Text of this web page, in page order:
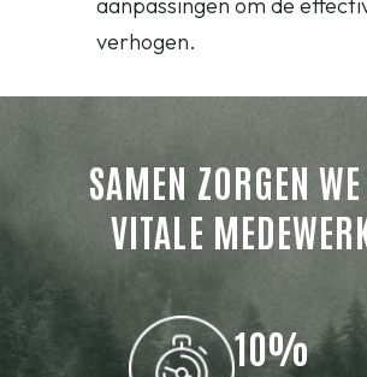
aanpassingen om de
verhogen.
SAMEN ZORGEN
VITALE
10%